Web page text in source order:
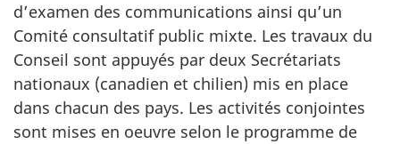
d’examen des communications ainsi qu’un
Comité consultatif public mixte. Les travaux du
Conseil sont appuyés par deux Secrétariats
nationaux (canadien et chilien) mis en place
dans chacun des pays. Les activités conjointes
sont mises en oeuvre selon le programme de